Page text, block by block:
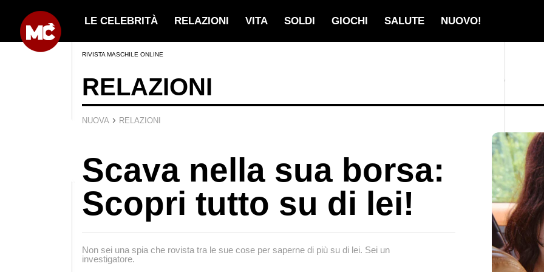
LE CELEBRITÀ RELAZIONI VITA SOLDI GIOCHI SALUTE NUOVO!
RIVISTA MASCHILE ONLINE
RELAZIONI
NUOVA › RELAZIONI
Scava nella sua borsa:
Scopri tutto su di lei!
Non sei una spia che rovista tra le sue cose per saperne di più su di lei. Sei un
investigatore.